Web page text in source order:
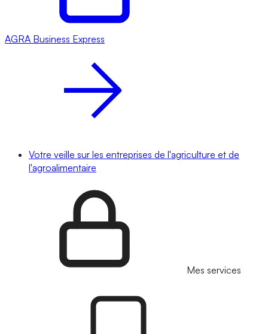
AGRA Business Express
Votre veille sur les entreprises de l'agriculture et de
l'agroalimentaire
Mes services